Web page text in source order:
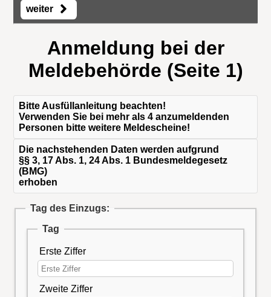
weiter
Anmeldung bei der
Meldebehörde (Seite 1)
Bitte Ausfüllanleitung beachten!
Verwenden Sie bei mehr als 4 anzumeldenden
Personen bitte weitere Meldescheine!
Die nachstehenden Daten werden aufgrund
§§ 3, 17 Abs. 1, 24 Abs. 1 Bundesmeldegesetz
(BMG)
erhoben
Tag des Einzugs:
Tag
Erste Ziffer
Zweite Ziffer